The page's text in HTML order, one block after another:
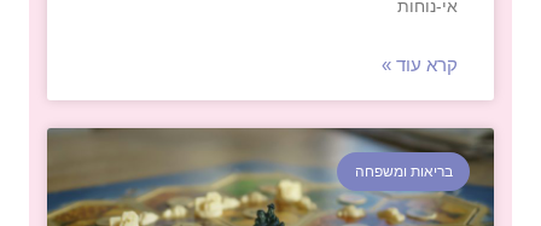
אי-נוחות
קרא עוד »
בריאות ומשפחה